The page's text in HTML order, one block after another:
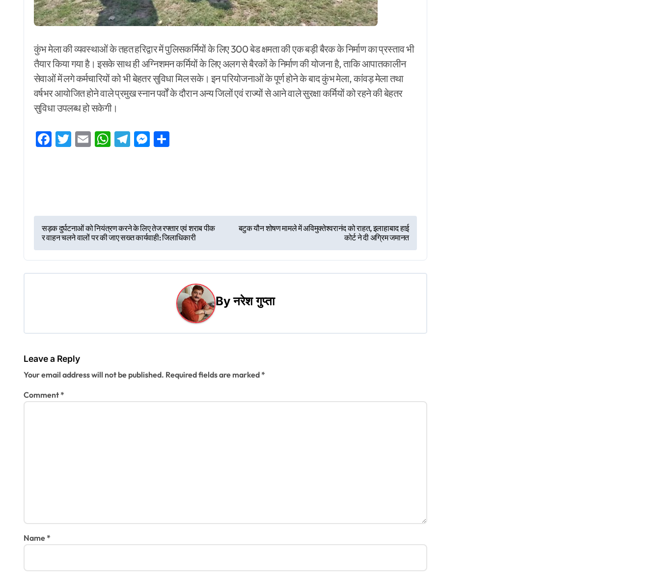
कुंभ मेला की व्यवस्थाओं के तहत हरिद्वार में पुलिसकर्मियों के लिए 300 बेड क्षमता की एक बड़ी बैरक के निर्माण का प्रस्ताव भी
तैयार किया गया है। इसके साथ ही अग्निशमन कर्मियों के लिए अलग से बैरकों के निर्माण की योजना है, ताकि आपातकालीन
सेवाओं में लगे कर्मचारियों को भी बेहतर सुविधा मिल सके। इन परियोजनाओं के पूर्ण होने के बाद कुंभ मेला, कांवड़ मेला तथा
वर्षभर आयोजित होने वाले प्रमुख स्नान पर्वों के दौरान अन्य जिलों एवं राज्यों से आने वाले सुरक्षा कर्मियों को रहने की बेहतर
सुविधा उपलब्ध हो सकेगी।
Facebook
Twitter
EmailWhatsApp
Telegram
Messenger
P
o
s
i
a
सड़क दुर्घटनाओं को नियंत्रण करने के लिए तेज रफ्तार एवं शराब पीक
र वाहन चलने वालों पर की जाए सख्त कार्यवाही: जिलाधिकारी
बटुक यौन शोषण मामले में अविमुक्तेश्वरानंद को राहत, इलाहाबाद हाई
कोर्ट ने दी अग्रिम जमानत
Byनरेश गुप्ता
Leave a Reply
Your email address will not be published. Required fields are marked*
Comment*
Name*